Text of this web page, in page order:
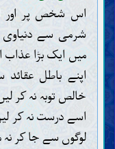
اس شخص پر اور
شرمی سے دنیاوی
میں ایک بڑا
اپنے باطل
خالص توبہ نہ کر
اسے درست نہ کر
لوگوں سے جا کر